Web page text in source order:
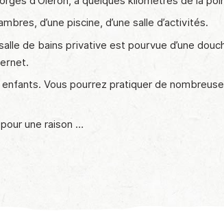
d’une piscine, d’une salle d’activités.
de bains privative est pourvue d’une
Vous pourrez pratiquer de
une raison …